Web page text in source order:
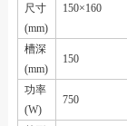
尺寸
(mm)
150×160
槽深
(mm)
150
功率
(W)
750